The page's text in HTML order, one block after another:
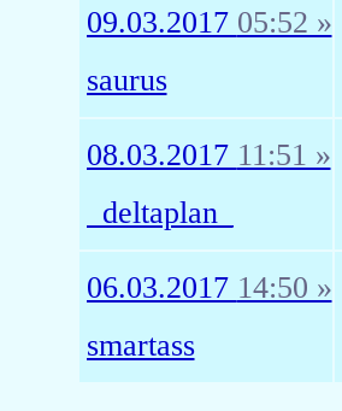
09.03.2017 05:52 »
saurus
08.03.2017 11:51 »
_deltaplan_
06.03.2017 14:50 »
smartass